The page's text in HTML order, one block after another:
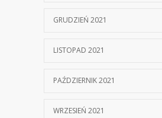
GRUDZIEŃ 2021
LISTOPAD 2021
PAŹDZIERNIK 2021
WRZESIEŃ 2021